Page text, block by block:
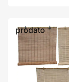
prodato